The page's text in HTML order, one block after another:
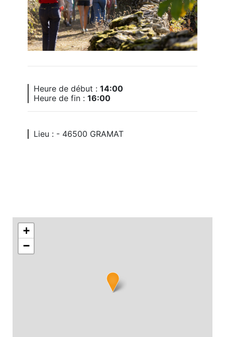
Heure de début : 14:00
Heure de fin : 16:00
Lieu : - 46500 GRAMAT
+
−